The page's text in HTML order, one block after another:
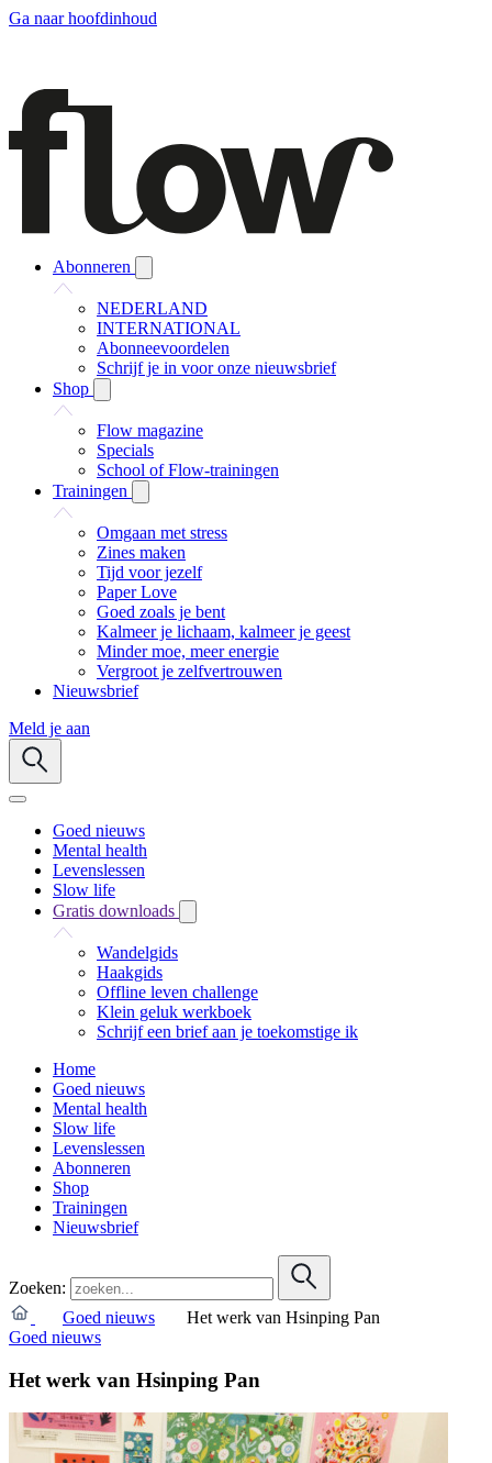
Ga naar hoofdinhoud
Abonneren
NEDERLAND
INTERNATIONAL
Abonneevoordelen
Schrijf je in voor onze nieuwsbrief
Shop
Flow magazine
Specials
School of Flow-trainingen
Trainingen
Omgaan met stress
Zines maken
Tijd voor jezelf
Paper Love
Goed zoals je bent
Kalmeer je lichaam, kalmeer je geest
Minder moe, meer energie
Vergroot je zelfvertrouwen
Nieuwsbrief
Meld je aan
Goed nieuws
Mental health
Levenslessen
Slow life
Gratis downloads
Wandelgids
Haakgids
Offline leven challenge
Klein geluk werkboek
Schrijf een brief aan je toekomstige ik
Home
Goed nieuws
Mental health
Slow life
Levenslessen
Abonneren
Shop
Trainingen
Nieuwsbrief
Zoeken:
Goed nieuws
Het werk van Hsinping Pan
Goed nieuws
Het werk van Hsinping Pan